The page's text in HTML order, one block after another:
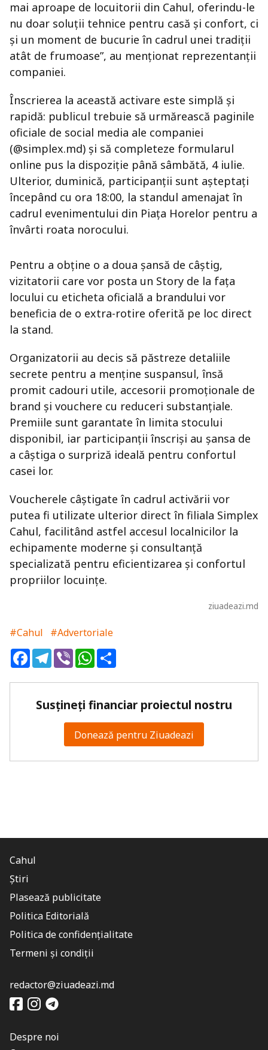
mai aproape de locuitorii din Cahul, oferindu-le
nu doar soluții tehnice pentru casă și confort, ci
și un moment de bucurie în cadrul unei tradiții
atât de frumoase”, au menționat reprezentanții
companiei.
Înscrierea la această activare este simplă și
rapidă: publicul trebuie să urmărească paginile
oficiale de social media ale companiei
(@simplex.md) și să completeze formularul
online pus la dispoziție până sâmbătă, 4 iulie.
Ulterior, duminică, participanții sunt așteptați
începând cu ora 18:00, la standul amenajat în
cadrul evenimentului din Piața Horelor pentru a
învârti roata norocului.
Pentru a obține o a doua șansă de câștig,
vizitatorii care vor posta un Story de la fața
locului cu eticheta oficială a brandului vor
beneficia de o extra-rotire oferită pe loc direct
la stand.
Organizatorii au decis să păstreze detaliile
secrete pentru a menține suspansul, însă
promit cadouri utile, accesorii promoționale de
brand și vouchere cu reduceri substanțiale.
Premiile sunt garantate în limita stocului
disponibil, iar participanții înscriși au șansa de
a câștiga o surpriză ideală pentru confortul
casei lor.
Voucherele câștigate în cadrul activării vor
putea fi utilizate ulterior direct în filiala Simplex
Cahul, facilitând astfel accesul localnicilor la
echipamente moderne și consultanță
specializată pentru eficientizarea și confortul
propriilor locuințe.
ziuadeazi.md
#Cahul
#Advertoriale
FacebookTelegram
ViberWhatsApp
Susțineți financiar proiectul nostru
Donează pentru Ziuadeazi
Cahul
Știri
Plasează publicitate
Politica Editorială
Politica de confidențialitate
Termeni și condiții
redactor@ziuadeazi.md
Despre noi